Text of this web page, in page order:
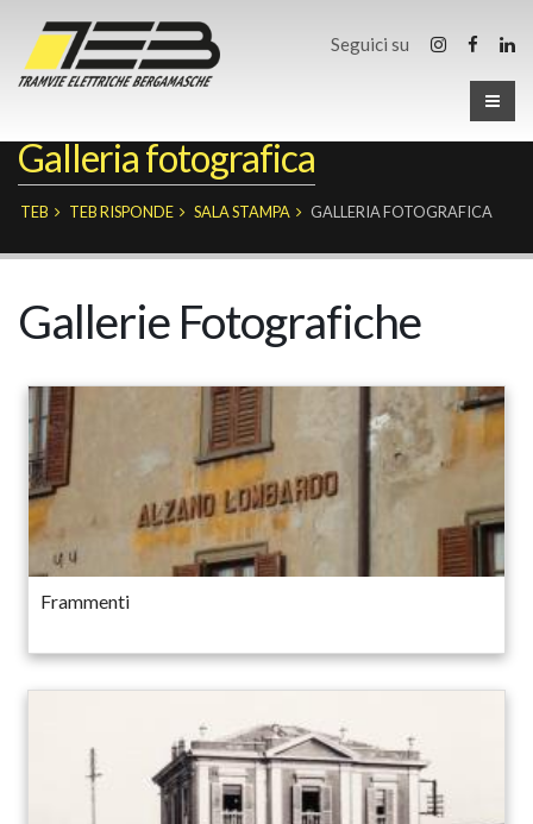
Seguici su
Galleria fotografica
TEB TEB RISPONDE SALA STAMPA GALLERIA FOTOGRAFICA
Gallerie Fotografiche
Frammenti